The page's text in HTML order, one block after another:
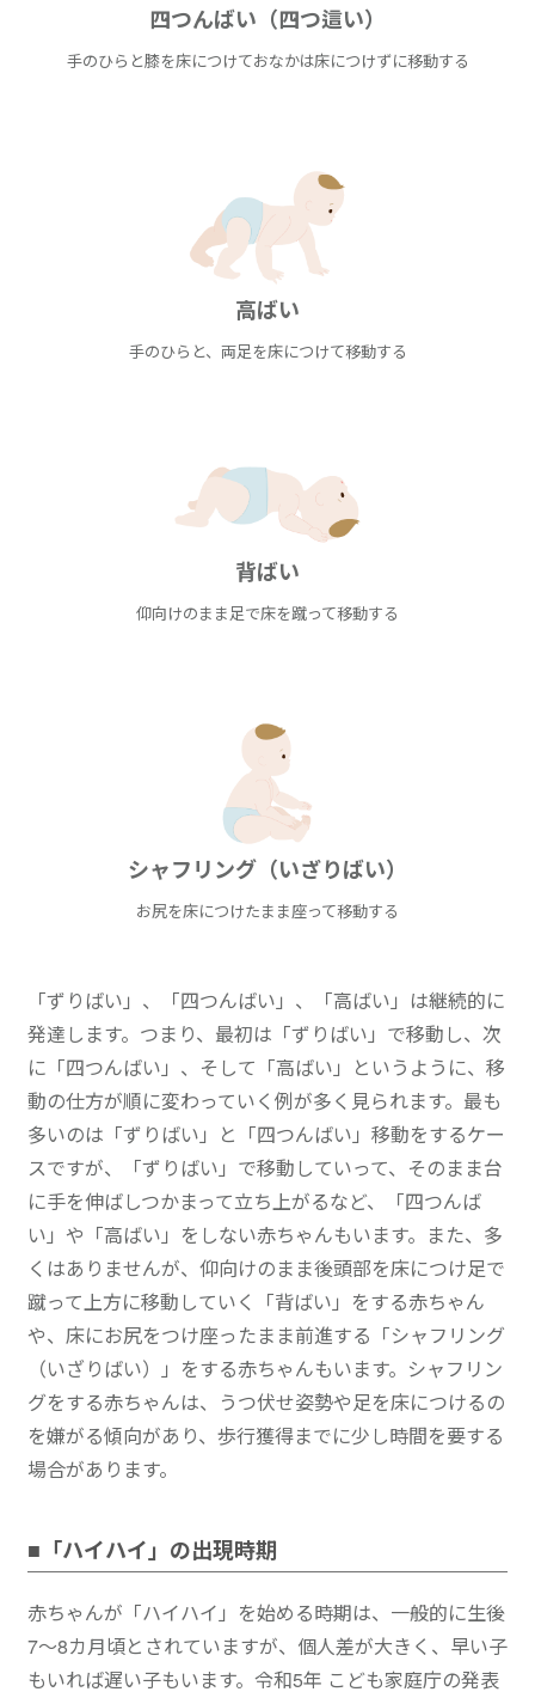
四つんばい（四つ這い）
手のひらと膝を床につけておなかは床につけずに移動する
高ばい
手のひらと、両足を床につけて移動する
背ばい
仰向けのまま足で床を蹴って移動する
シャフリング（いざりばい）
お尻を床につけたまま座って移動する
「ずりばい」、「四つんばい」、「高ばい」は継続的に
発達します。つまり、最初は「ずりばい」で移動し、次
に「四つんばい」、そして「高ばい」というように、移
動の仕方が順に変わっていく例が多く見られます。最も
多いのは「ずりばい」と「四つんばい」移動をするケー
スですが、「ずりばい」で移動していって、そのまま台
に手を伸ばしつかまって立ち上がるなど、「四つんば
い」や「高ばい」をしない赤ちゃんもいます。また、多
くはありませんが、仰向けのまま後頭部を床につけ足で
蹴って上方に移動していく「背ばい」をする赤ちゃん
や、床にお尻をつけ座ったまま前進する「シャフリング
（いざりばい）」をする赤ちゃんもいます。シャフリン
グをする赤ちゃんは、うつ伏せ姿勢や足を床につけるの
を嫌がる傾向があり、歩行獲得までに少し時間を要する
場合があります。
■「ハイハイ」の出現時期
赤ちゃんが「ハイハイ」を始める時期は、一般的に生後
7～8カ月頃とされていますが、個人差が大きく、早い子
もいれば遅い子もいます。令和5年 こども家庭庁の発表